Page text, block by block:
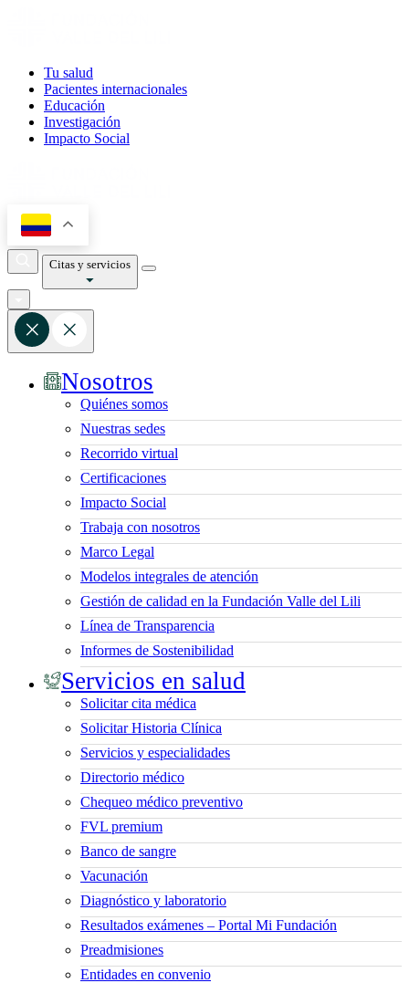
Tu salud
Pacientes internacionales
Educación
Investigación
Impacto Social
Citas y servicios
Nosotros
Quiénes somos
Nuestras sedes
Recorrido virtual
Certificaciones
Impacto Social
Trabaja con nosotros
Marco Legal
Modelos integrales de atención
Gestión de calidad en la Fundación Valle del Lili
Línea de Transparencia
Informes de Sostenibilidad
Servicios en salud
Solicitar cita médica
Solicitar Historia Clínica
Servicios y especialidades
Directorio médico
Chequeo médico preventivo
FVL premium
Banco de sangre
Vacunación
Diagnóstico y laboratorio
Resultados exámenes – Portal Mi Fundación
Preadmisiones
Entidades en convenio